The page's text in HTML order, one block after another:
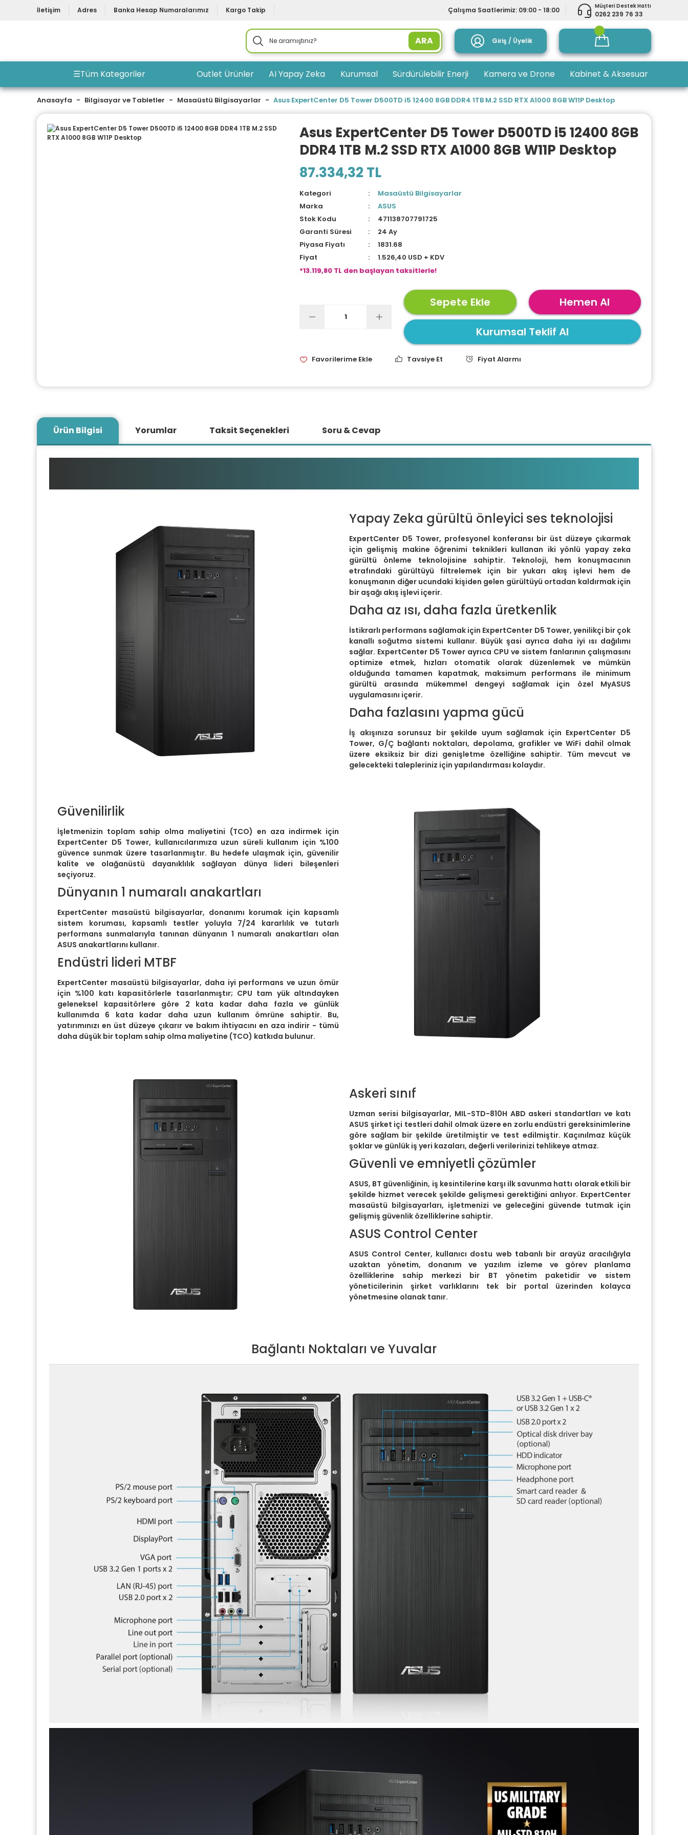
İletişim Adres Banka Hesap Numaralarımız Kargo Takip Çalışma Saatlerimiz: 09:00 - 18:00 Müşteri Destek Hattı
0262 239 76 33
ARA Giriş / Üyelik
☰Tüm Kategoriler Outlet Ürünler AI Yapay Zeka Kurumsal Sürdürülebilir Enerji Kamera ve Drone Kabinet & Aksesuar
Anasayfa Bilgisayar ve Tabletler Masaüstü Bilgisayarlar Asus ExpertCenter D5 Tower D500TD i5 12400 8GB DDR4 1TB M.2 SSD RTX A1000 8GB W11P Desktop
Asus ExpertCenter D5 Tower D500TD i5 12400 8GB
DDR4 1TB M.2 SSD RTX A1000 8GB W11P Desktop
87.334,32 TL
Kategori
Masaüstü Bilgisayarlar
Marka
ASUS
Stok Kodu
471138707791725
Garanti Süresi
24 Ay
Piyasa Fiyatı
1831.68
Fiyat
1.526,40 USD + KDV
*13.119,80 TL den başlayan taksitlerle!
Sepete Ekle Hemen Al
Kurumsal Teklif Al
Tavsiye Et Fiyat Alarmı
Ürün Bilgisi Yorumlar Taksit Seçenekleri Soru & Cevap
Yapay Zeka gürültü önleyici ses teknolojisi
ExpertCenter D5 Tower, profesyonel konferansı bir üst düzeye çıkarmak
için gelişmiş makine öğrenimi teknikleri kullanan iki yönlü yapay zeka
gürültü önleme teknolojisine sahiptir. Teknoloji, hem konuşmacının
etrafındaki gürültüyü filtrelemek için bir yukarı akış işlevi hem de
konuşmanın diğer ucundaki kişiden gelen gürültüyü ortadan kaldırmak için
bir aşağı akış işlevi içerir.
Daha az ısı, daha fazla üretkenlik
İstikrarlı performans sağlamak için ExpertCenter D5 Tower, yenilikçi bir çok
kanallı soğutma sistemi kullanır. Büyük şasi ayrıca daha iyi ısı dağılımı
sağlar. ExpertCenter D5 Tower ayrıca CPU ve sistem fanlarının çalışmasını
optimize etmek, hızları otomatik olarak düzenlemek ve mümkün
olduğunda tamamen kapatmak, maksimum performans ile minimum
gürültü arasında mükemmel dengeyi sağlamak için özel MyASUS
uygulamasını içerir.
Daha fazlasını yapma gücü
İş akışınıza sorunsuz bir şekilde uyum sağlamak için ExpertCenter D5
Tower, G/Ç bağlantı noktaları, depolama, grafikler ve WiFi dahil olmak
üzere eksiksiz bir dizi genişletme özelliğine sahiptir. Tüm mevcut ve
gelecekteki talepleriniz için yapılandırması kolaydır.
Güvenilirlik
İşletmenizin toplam sahip olma maliyetini (TCO) en aza indirmek için
ExpertCenter D5 Tower, kullanıcılarımıza uzun süreli kullanım için %100
güvence sunmak üzere tasarlanmıştır. Bu hedefe ulaşmak için, güvenilir
kalite ve olağanüstü dayanıklılık sağlayan dünya lideri bileşenleri
seçiyoruz.
Dünyanın 1 numaralı anakartları
ExpertCenter masaüstü bilgisayarlar, donanımı korumak için kapsamlı
sistem koruması, kapsamlı testler yoluyla 7/24 kararlılık ve tutarlı
performans sunmalarıyla tanınan dünyanın 1 numaralı anakartları olan
ASUS anakartlarını kullanır.
Endüstri lideri MTBF
ExpertCenter masaüstü bilgisayarlar, daha iyi performans ve uzun ömür
için %100 katı kapasitörlerle tasarlanmıştır; CPU tam yük altındayken
geleneksel kapasitörlere göre 2 kata kadar daha fazla ve günlük
kullanımda 6 kata kadar daha uzun kullanım ömrüne sahiptir. Bu,
yatırımınızı en üst düzeye çıkarır ve bakım ihtiyacını en aza indirir - tümü
daha düşük bir toplam sahip olma maliyetine (TCO) katkıda bulunur.
Askeri sınıf
Uzman serisi bilgisayarlar, MIL-STD-810H ABD askeri standartları ve katı
ASUS şirket içi testleri dahil olmak üzere en zorlu endüstri gereksinimlerine
göre sağlam bir şekilde üretilmiştir ve test edilmiştir. Kaçınılmaz küçük
şoklar ve günlük iş yeri kazaları, değerli verilerinizi tehlikeye atmaz.
Güvenli ve emniyetli çözümler
ASUS, BT güvenliğinin, iş kesintilerine karşı ilk savunma hattı olarak etkili bir
şekilde hizmet verecek şekilde gelişmesi gerektiğini anlıyor. ExpertCenter
masaüstü bilgisayarları, işletmenizi ve geleceğini güvende tutmak için
gelişmiş güvenlik özelliklerine sahiptir.
ASUS Control Center
ASUS Control Center, kullanıcı dostu web tabanlı bir arayüz aracılığıyla
uzaktan yönetim, donanım ve yazılım izleme ve görev planlama
özelliklerine sahip merkezi bir BT yönetim paketidir ve sistem
yöneticilerinin şirket varlıklarını tek bir portal üzerinden kolayca
yönetmesine olanak tanır.
Bağlantı Noktaları ve Yuvalar